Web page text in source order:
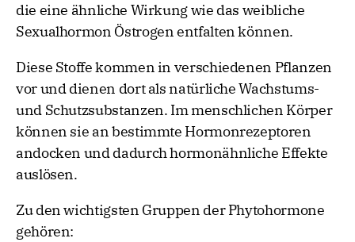
die eine ähnliche Wirkung wie das weibliche
Sexualhormon Östrogen entfalten können.
Diese Stoffe kommen in verschiedenen Pflanzen
vor und dienen dort als natürliche Wachstums-
und Schutzsubstanzen. Im menschlichen Körper
können sie an bestimmte Hormonrezeptoren
andocken und dadurch hormonähnliche Effekte
auslösen.
Zu den wichtigsten Gruppen der Phytohormone
gehören: